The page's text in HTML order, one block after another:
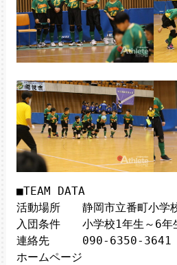
■TEAM DATA
活動場所　　静岡市立番町小学
入団条件　　小学校1年生～6年
連絡先　　　090-6350-3641
ホームページ